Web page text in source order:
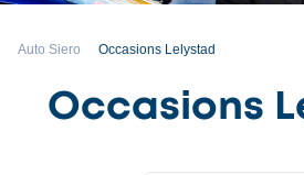
Auto Siero Occasions Lelystad
Occasions